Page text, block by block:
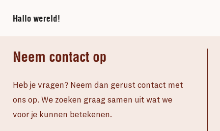
Hallo wereld!
Neem contact op
Heb je vragen? Neem dan gerust contact met
ons op. We zoeken graag samen uit wat we
voor je kunnen betekenen.